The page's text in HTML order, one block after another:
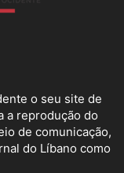
o seu site de
a reprodução do
de comunicação,
do Líbano como